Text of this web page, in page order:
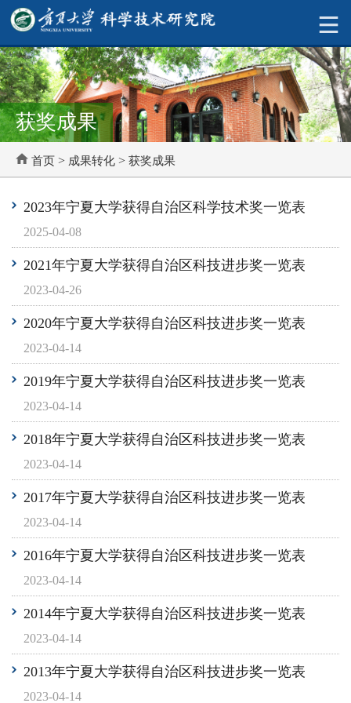
获奖成果
首页 > 成果转化 > 获奖成果
2023年宁夏大学获得自治区科学技术奖一览表
2025-04-08
2021年宁夏大学获得自治区科技进步奖一览表
2023-04-26
2020年宁夏大学获得自治区科技进步奖一览表
2023-04-14
2019年宁夏大学获得自治区科技进步奖一览表
2023-04-14
2018年宁夏大学获得自治区科技进步奖一览表
2023-04-14
2017年宁夏大学获得自治区科技进步奖一览表
2023-04-14
2016年宁夏大学获得自治区科技进步奖一览表
2023-04-14
2014年宁夏大学获得自治区科技进步奖一览表
2023-04-14
2013年宁夏大学获得自治区科技进步奖一览表
2023-04-14